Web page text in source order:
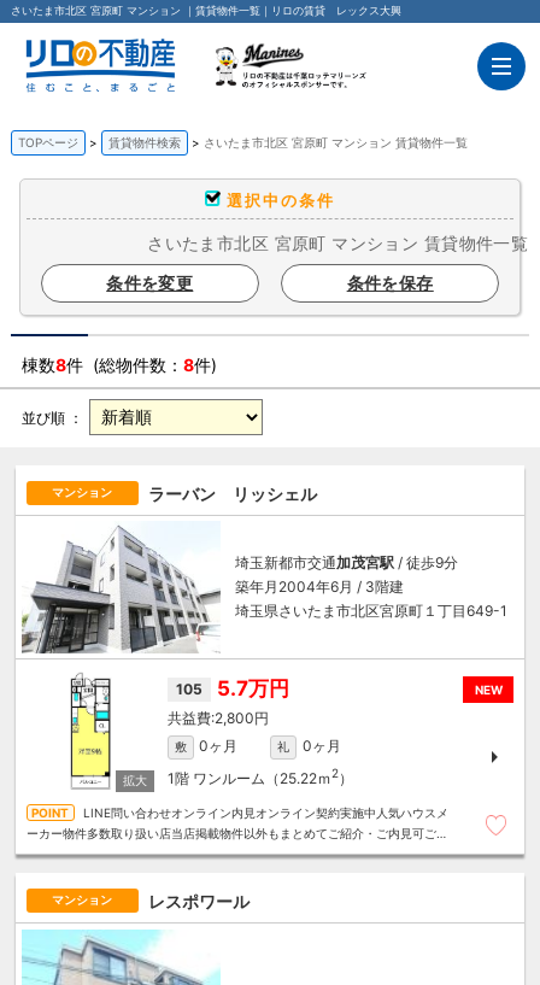
さいたま市北区 宮原町 マンション ｜賃貸物件一覧｜リロの賃貸 レックス大興
TOPページ 賃貸物件検索 さいたま市北区 宮原町 マンション 賃貸物件一覧
選択中の条件
さいたま市北区 宮原町 マンション 賃貸物件一覧
条件を変更
条件を保存
棟数8件 (総物件数： 8件)
並び順 ：
マンション ラーバン リッシェル
埼玉新都市交通加茂宮駅 / 徒歩9分
築年月2004年6月 / 3階建
埼玉県さいたま市北区宮原町１丁目649-1
NEW
105 5.7万円
2,800円
敷 0ヶ月 礼
0ヶ月
1階 ワンルーム（25.22ｍ 2）
LINE問い合わせオンライン内見オンライン契約実施中人気ハウスメ
ーカー物件多数取り扱い店当店掲載物件以外もまとめてご紹介・ご内見可ご予
マンション レスポワール